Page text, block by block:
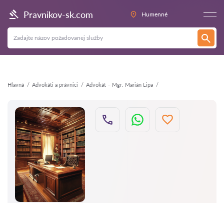
Pravnikov-sk.com Humenné
Hlavná Аdvokáti a právnici Advokát – Mgr. Marián Lipa
Späť